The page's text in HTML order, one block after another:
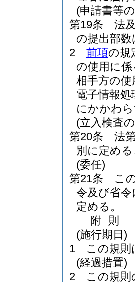
(申請書等
第19条
法
の提出部
2
前項の規
の使用に
相手方の
電子情報
にかかわ
(立入検査
第20条
法
別に定め
(委任)
第21条
こ
令及び省
定める。
附 則
(施行期日)
1
この規則
(経過措置)
2
この規則